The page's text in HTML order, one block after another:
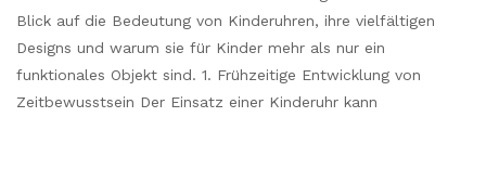
Blick auf die Bedeutung von Kinderuhren, ihre vielfältigen
Designs und warum sie für Kinder mehr als nur ein
funktionales Objekt sind. 1. Frühzeitige Entwicklung von
Zeitbewusstsein Der Einsatz einer Kinderuhr kann